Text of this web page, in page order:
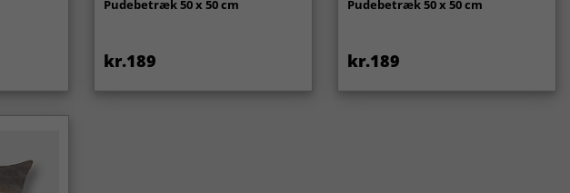
Pudebetræk 50 x 50 cm
kr.189
Pudebetræk 50 x 50 cm
kr.189